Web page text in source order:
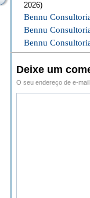
2026)
Bennu
Bennu
Bennu
Deixe um
O seu endereço de e-